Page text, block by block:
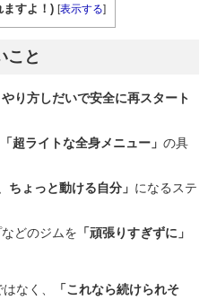
ますよ！) [表示する]
こと
り方しだいで安全に再スタート
超ライトな全身メニュー」 の具
ちょっと動ける自分」 になるステ
どのジムを 「頑張りすぎずに」
なく、
「これなら続けられそ